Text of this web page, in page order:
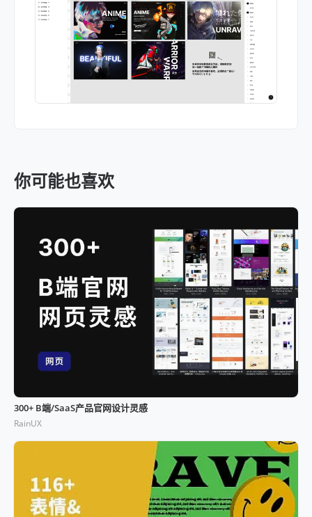
你可能也喜欢
300+ B端/SaaS产品官网设计灵感
RainUX